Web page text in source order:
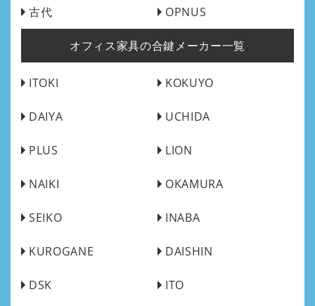
古代 OPNUS
オフィス家具の合鍵メーカー一覧
ITOKI KOKUYO
DAIYA UCHIDA
PLUS LION
NAIKI OKAMURA
SEIKO INABA
KUROGANE DAISHIN
DSK ITO